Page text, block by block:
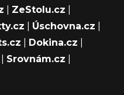
ZeStolu.cz
Úschovna.cz
Dokina.cz
Srovnám.cz